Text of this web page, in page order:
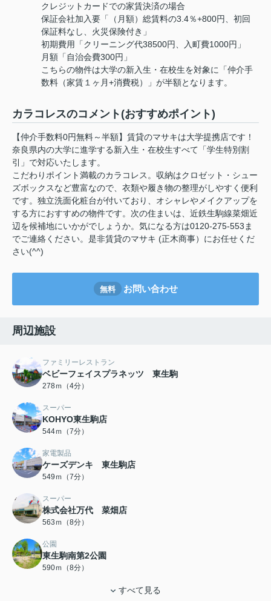
クレジットカードでの家賃決済の場合
保証会社加入要「（月額）総賃料の3.4％+800円、初回
保証料なし、火災保険付き」
初期費用「クリーニング代38500円、入町費1000円」
月額「自治会費300円」
こちらの物件は大学の新入生・在校生を対象に「仲介手
数料（家賃１ヶ月+消費税）」が半額となります。
カラコレスのコメント(おすすめポイント)
【仲介手数料0円無料～半額】賃貸のマサキは大学提携店です！
奈良県内の大学に進学する新入生・在校生すべて「学生特別割
引」で対応いたします。
こだわりポイント満載のカラコレス。収納はクロゼット・シュー
ズボックスなど豊富なので、衣類や履き物の整理がしやすく便利
です。独立洗面化粧台が付いており、オシャレやメイクアップを
する方におすすめの物件です。次の住まいは、近鉄生駒線菜畑近
辺を候補地にいかがでしょうか。気になる方は0120-275-553ま
でご連絡ください。是非賃貸のマサキ (正木商事）にお任せくだ
さい(^^)
無料 お問い合わせ
周辺施設
ファミリーレストラン
ベビーフェイスプラネッツ 東生駒
278ｍ（4分）
スーパー
KOHYO東生駒店
544ｍ（7分）
家電製品
ケーズデンキ 東生駒店
549ｍ（7分）
スーパー
株式会社万代 菜畑店
563ｍ（8分）
公園
東生駒南第2公園
590ｍ（8分）
すべて見る